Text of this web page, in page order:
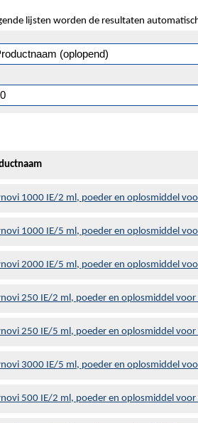
lijsten worden de resultaten
1000 IE/2 ml, poeder en oplosmiddel
1000 IE/5 ml, poeder en oplosmiddel
2000 IE/5 ml, poeder en oplosmiddel
250 IE/2 ml, poeder en oplosmiddel
250 IE/5 ml, poeder en oplosmiddel
3000 IE/5 ml, poeder en oplosmiddel
500 IE/2 ml, poeder en oplosmiddel